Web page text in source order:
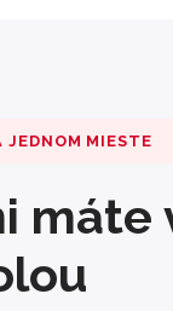
JEDNOM MIESTE
máte